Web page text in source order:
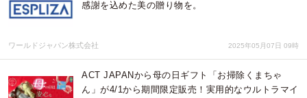
感謝を込めた美の贈り物を。
ワールドジャパン株式会社 2025年05月07日 09時
ACT JAPANから母の日ギフト「お掃除くまちゃ
ん」が4/1から期間限定販売！実用的なウルトラマイ